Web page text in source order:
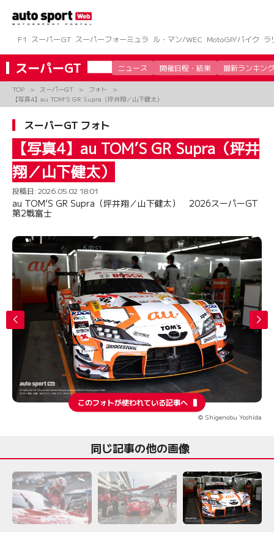
ツ
へ
ス
キ
プ
F1 スーパーGT スーパーフォーミュラ ル・マン/WEC MotoGP/バイク ラ
スーパーGT ニュース 開催日程・結果 最新ランキング
TOP スーパーGT
フォト
【写真4】au TOM’S GR Supra（坪井翔／山下健太）
スーパーGT フォト
【写真4】au TOM’S GR Supra（坪井
翔／山下健太）
投稿日: 2026.05.02 18:01
au TOM’S GR Supra（坪井翔／山下健太） 2026スーパーGT
第2戦富士
このフォトが使われている記事へ
© Shigenobu Yoshida
同じ記事の他の画像